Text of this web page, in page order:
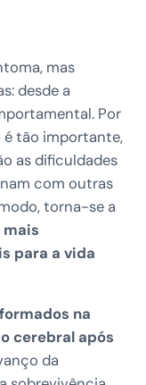
mas
desde a
Por
é tão importante,
as dificuldades
com outras
torna-se a
para a vida
na
cerebral após
da